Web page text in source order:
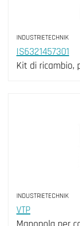
INDUSTRIETECHNIK
IS6321457301
Kit di ricambio,
INDUSTRIETECHNIK
VTP